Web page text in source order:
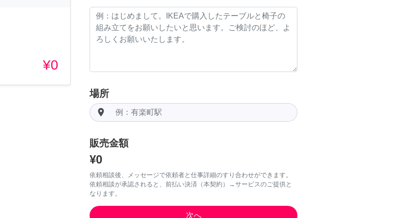
¥0
場所
room
販売金額
¥0
依頼相談後、メッセージで依頼者と仕事詳細のすり合わせができます。
依頼相談が承認されると、前払い決済（本契約）→サービスのご提供と
なります。